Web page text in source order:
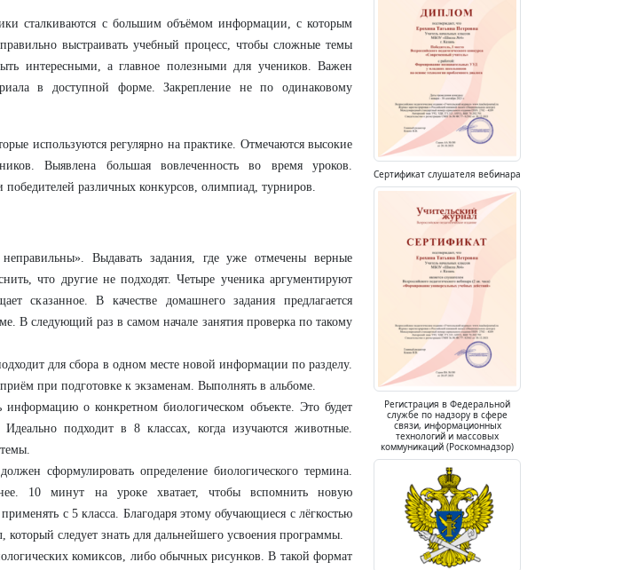
сталкиваются с большим объёмом информации, с которым
выстраивать учебный процесс, чтобы сложные темы
интересными, а главное полезными для учеников. Важен
в доступной форме. Закрепление не по одинаковому
используются регулярно на практике. Отмечаются высокие
Выявлена большая вовлеченность во время уроков.
победителей различных конкурсов, олимпиад, турниров.
Выдавать задания, где уже отмечены верные
что другие не подходят. Четыре ученика аргументируют
сказанное. В качестве домашнего задания предлагается
В следующий раз в самом начале занятия проверка по такому
для сбора в одном месте новой информации по разделу.
при подготовке к экзаменам. Выполнять в альбоме.
информацию о конкретном биологическом объекте. Это будет
подходит в 8 классах, когда изучаются животные.
сформулировать определение биологического термина.
10 минут на уроке хватает, чтобы вспомнить новую
с 5 класса. Благодаря этому обучающиеся с лёгкостью
который следует знать для дальнейшего усвоения программы.
комиксов, либо обычных рисунков. В такой формат
Сертификат слушателя вебинара
Регистрация в Федеральной
службе по надзору в сфере
связи, информационных
технологий и массовых
коммуникаций (Роскомнадзор)